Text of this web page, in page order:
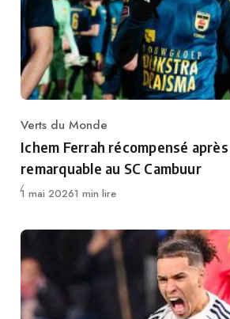
Category
Verts du Monde
Ichem Ferrah récompensé
remarquable au SC Cambuur
Publié
1 mai 20261 min lire